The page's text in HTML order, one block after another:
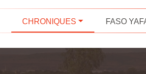
CHRONIQUES FASO